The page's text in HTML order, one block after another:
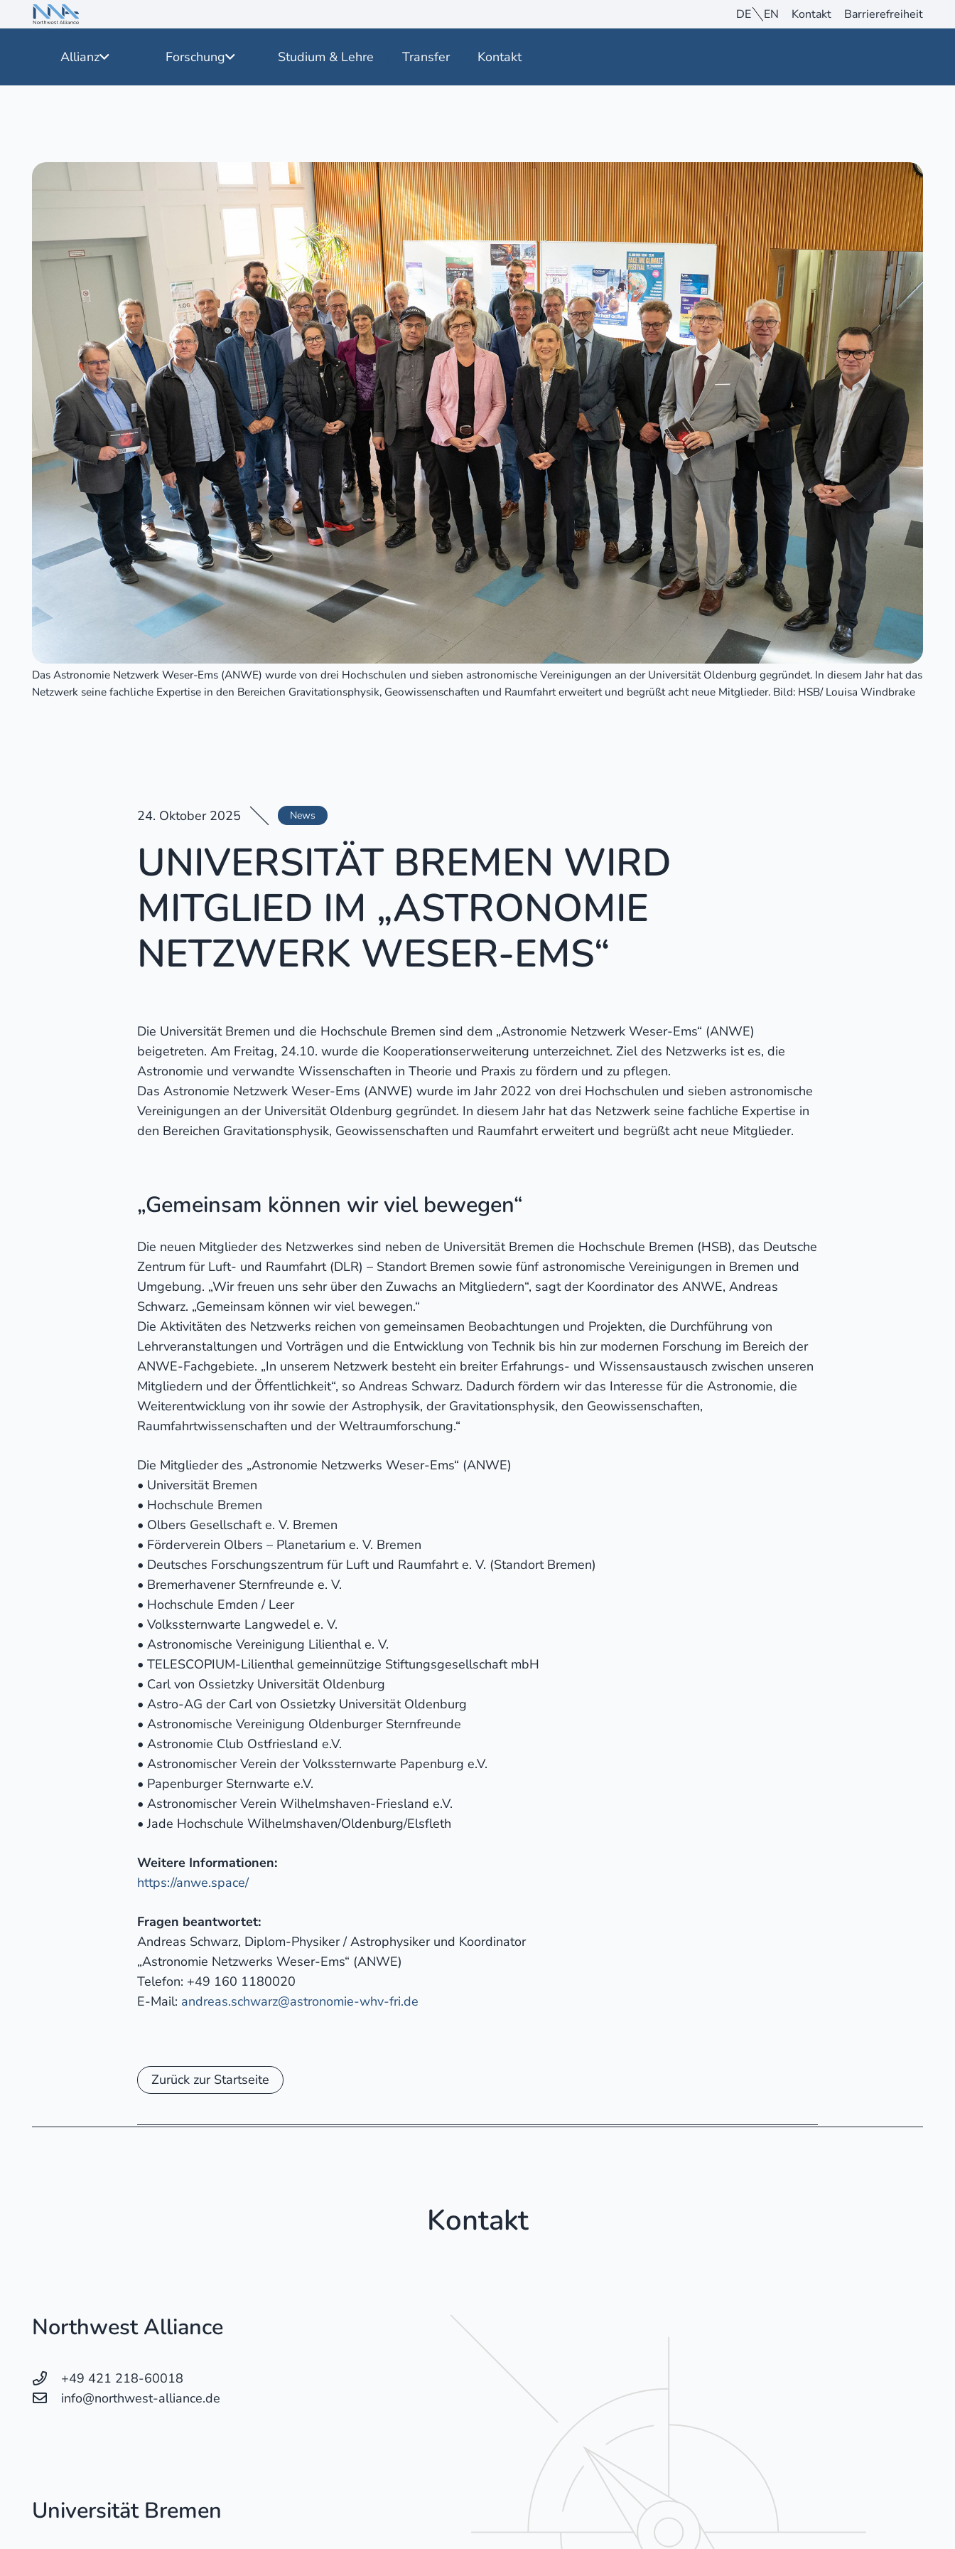
DE EN Kontakt Barrierefreiheit
Allianz Forschung Studium & Lehre Transfer Kontakt
Das Astronomie Netzwerk Weser-Ems (ANWE) wurde von drei Hochschulen und sieben astronomische Vereinigungen an der Universität Oldenburg gegründet. In diesem Jahr hat das
Netzwerk seine fachliche Expertise in den Bereichen Gravitationsphysik, Geowissenschaften und Raumfahrt erweitert und begrüßt acht neue Mitglieder. Bild: HSB/ Louisa Windbrake
24. Oktober 2025 News
UNIVERSITÄT BREMEN WIRD
MITGLIED IM „ASTRONOMIE
NETZWERK WESER-EMS“
Die Universität Bremen und die Hochschule Bremen sind dem „Astronomie Netzwerk Weser-Ems“ (ANWE)
beigetreten. Am Freitag, 24.10. wurde die Kooperationserweiterung unterzeichnet. Ziel des Netzwerks ist es, die
Astronomie und verwandte Wissenschaften in Theorie und Praxis zu fördern und zu pflegen.
Das Astronomie Netzwerk Weser-Ems (ANWE) wurde im Jahr 2022 von drei Hochschulen und sieben astronomische
Vereinigungen an der Universität Oldenburg gegründet. In diesem Jahr hat das Netzwerk seine fachliche Expertise in
den Bereichen Gravitationsphysik, Geowissenschaften und Raumfahrt erweitert und begrüßt acht neue Mitglieder.
„Gemeinsam können wir viel bewegen“
Die neuen Mitglieder des Netzwerkes sind neben de Universität Bremen die Hochschule Bremen (HSB), das Deutsche
Zentrum für Luft- und Raumfahrt (DLR) – Standort Bremen sowie fünf astronomische Vereinigungen in Bremen und
Umgebung. „Wir freuen uns sehr über den Zuwachs an Mitgliedern“, sagt der Koordinator des ANWE, Andreas
Schwarz. „Gemeinsam können wir viel bewegen.“
Die Aktivitäten des Netzwerks reichen von gemeinsamen Beobachtungen und Projekten, die Durchführung von
Lehrveranstaltungen und Vorträgen und die Entwicklung von Technik bis hin zur modernen Forschung im Bereich der
ANWE-Fachgebiete. „In unserem Netzwerk besteht ein breiter Erfahrungs- und Wissensaustausch zwischen unseren
Mitgliedern und der Öffentlichkeit“, so Andreas Schwarz. Dadurch fördern wir das Interesse für die Astronomie, die
Weiterentwicklung von ihr sowie der Astrophysik, der Gravitationsphysik, den Geowissenschaften,
Raumfahrtwissenschaften und der Weltraumforschung.“
Die Mitglieder des „Astronomie Netzwerks Weser-Ems“ (ANWE)
• Universität Bremen
• Hochschule Bremen
• Olbers Gesellschaft e. V. Bremen
• Förderverein Olbers – Planetarium e. V. Bremen
• Deutsches Forschungszentrum für Luft und Raumfahrt e. V. (Standort Bremen)
• Bremerhavener Sternfreunde e. V.
• Hochschule Emden / Leer
• Volkssternwarte Langwedel e. V.
• Astronomische Vereinigung Lilienthal e. V.
• TELESCOPIUM-Lilienthal gemeinnützige Stiftungsgesellschaft mbH
• Carl von Ossietzky Universität Oldenburg
• Astro-AG der Carl von Ossietzky Universität Oldenburg
• Astronomische Vereinigung Oldenburger Sternfreunde
• Astronomie Club Ostfriesland e.V.
• Astronomischer Verein der Volkssternwarte Papenburg e.V.
• Papenburger Sternwarte e.V.
• Astronomischer Verein Wilhelmshaven-Friesland e.V.
• Jade Hochschule Wilhelmshaven/Oldenburg/Elsfleth
Weitere Informationen:
https://anwe.space/
Fragen beantwortet:
Andreas Schwarz, Diplom-Physiker / Astrophysiker und Koordinator
„Astronomie Netzwerks Weser-Ems“ (ANWE)
Telefon: +49 160 1180020
E-Mail: andreas.schwarz@astronomie-whv-fri.de
Zurück zur Startseite
Kontakt
Northwest Alliance
+49 421 218-60018
info@northwest-alliance.de
Universität Bremen